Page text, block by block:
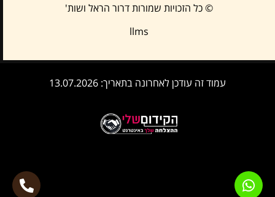
© כל הזכויות שמורות דרור הראל ושות'
llms
עמוד זה עודכן לאחרונה בתאריך: 13.07.2026